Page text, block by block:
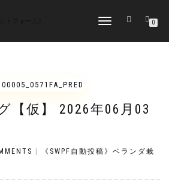
TOGGLE
0
【仮】 2026年06月03
《SWPF自動投稿》ベランダ栽